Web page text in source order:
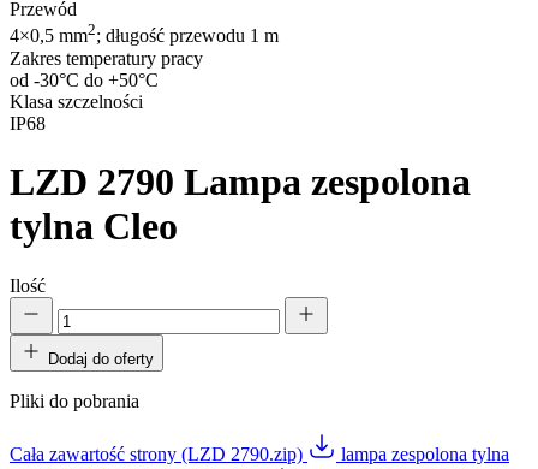
Przewód
4×0,5 mm2; długość przewodu 1 m
Zakres temperatury pracy
od -30°C do +50°C
Klasa szczelności
IP68
LZD 2790 Lampa zespolona
tylna Cleo
Ilość
Dodaj do oferty
Pliki do pobrania
Cała zawartość strony (LZD 2790.zip) lampa zespolona tylna